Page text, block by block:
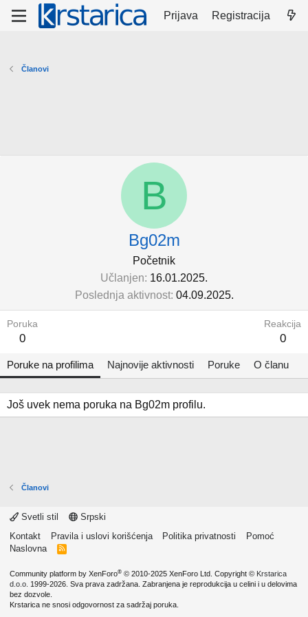
Prijava Registracija
Članovi
B
Bg02m
Početnik
Učlanjen 16.01.2025.
Poslednja aktivnost 04.09.2025.
Poruka
0
Reakcija
0
Poruke na profilima Najnovije aktivnosti Poruke O članu
Još uvek nema poruka na Bg02m profilu.
Članovi
Svetli stil
Srpski
Kontakt
Pravila i uslovi korišćenja Politika privatnosti
Pomoć
Naslovna
R
Community platform by XenForo® © 2010-2025 XenForo Ltd. Copyright © Krstarica
d.o.o. 1999-2026. Sva prava zadržana. Zabranjena je reprodukcija u celini i u delovima
bez dozvole.
Krstarica ne snosi odgovornost za sadržaj poruka.